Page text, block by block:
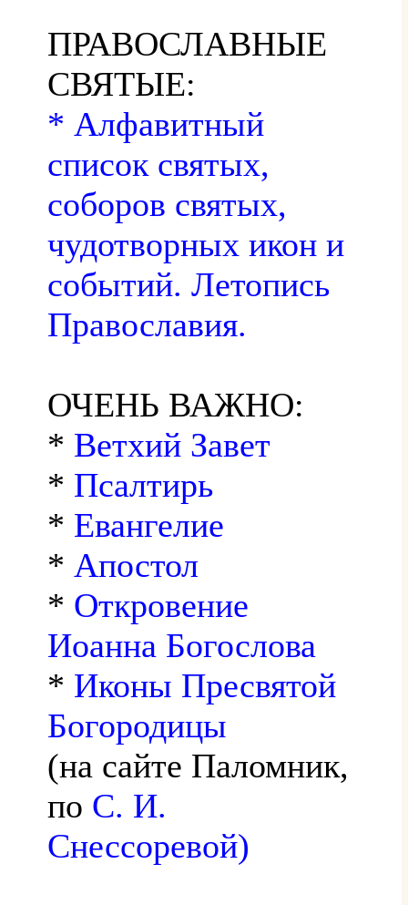
ПРАВОСЛАВНЫЕ
СВЯТЫЕ:
* Алфавитный
список святых,
соборов святых,
чудотворных икон и
событий. Летопись
Православия.
ОЧЕНЬ ВАЖНО:
* Ветхий Завет
* Псалтирь
* Евангелие
* Апостол
* Откровение
Иоанна Богослова
* Иконы Пресвятой
Богородицы
(на сайте Паломник,
по С. И.
Снессоревой)